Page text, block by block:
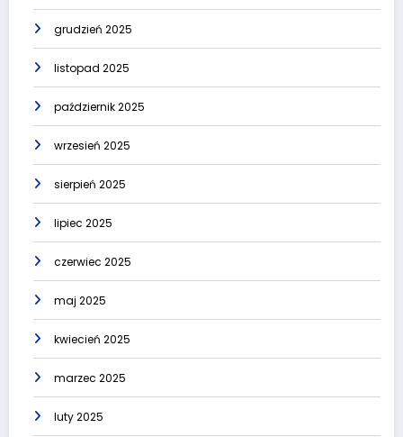
grudzień 2025
listopad 2025
październik 2025
wrzesień 2025
sierpień 2025
lipiec 2025
czerwiec 2025
maj 2025
kwiecień 2025
marzec 2025
luty 2025